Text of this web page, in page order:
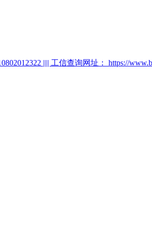
|||| 工信查询网址： https://